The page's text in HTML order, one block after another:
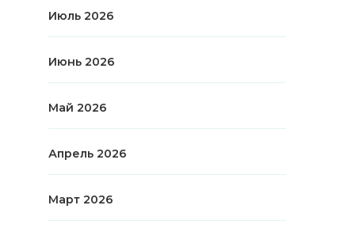
Июль 2026
Июнь 2026
Май 2026
Апрель 2026
Март 2026